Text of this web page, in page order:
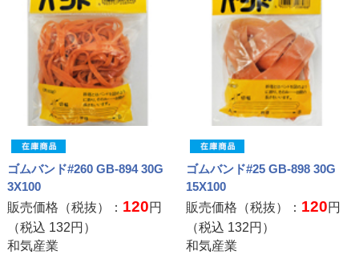
ゴムバンド#260 GB-894 30G
3X100
販売価格（税抜）： 120円
（税込 132円）
和気産業
ゴムバンド#25 GB-898 30G
15X100
販売価格（税抜）： 120円
（税込 132円）
和気産業